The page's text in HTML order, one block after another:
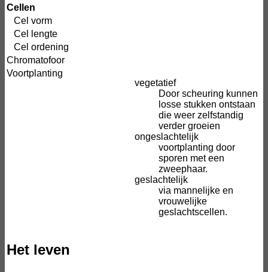
Cellen
Cel vorm
Cel lengte
Cel ordening
Chromatofoor
Voortplanting
vegetatief
Door scheuring kunnen
losse stukken ontstaan
die weer zelfstandig
verder groeien
ongeslachtelijk
voortplanting door
sporen met een
zweephaar.
geslachtelijk
via mannelijke en
vrouwelijke
geslachtscellen.
Het leven